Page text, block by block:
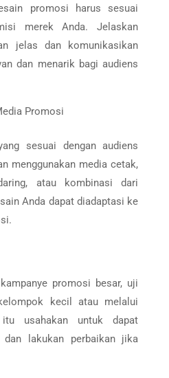
promosi harus sesuai
merek Anda. Jelaskan
jelas dan komunikasikan
dan menarik bagi audiens
Promosi
sesuai dengan audiens
menggunakan media cetak,
atau kombinasi dari
Anda dapat diadaptasi ke
promosi besar, uji
kecil atau melalui
usahakan untuk dapat
lakukan perbaikan jika